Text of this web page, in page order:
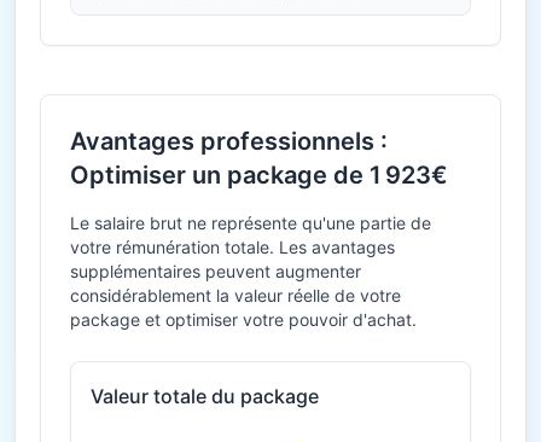
Avantages professionnels :
Optimiser un package de 1 923€
Le salaire brut ne représente qu'une partie de
votre rémunération totale. Les avantages
supplémentaires peuvent augmenter
considérablement la valeur réelle de votre
package et optimiser votre pouvoir d'achat.
Valeur totale du package